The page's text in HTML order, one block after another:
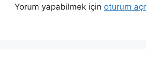
Yorum yapabilmek için oturum